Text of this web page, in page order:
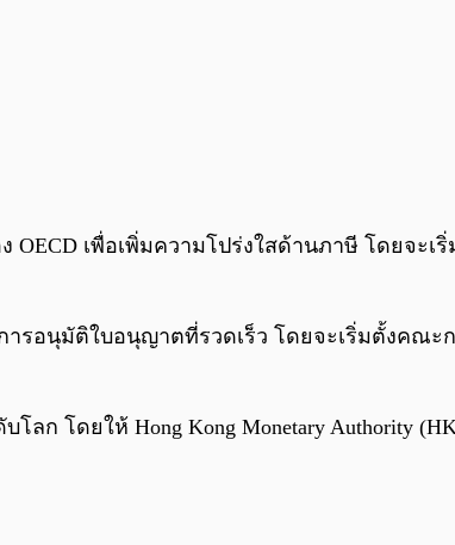
OECD เพื่อเพิ่มความโปร่งใสด้านภาษี โดยจะ
รอนุมัติใบอนุญาตที่รวดเร็ว โดยจะเริ่มตั้งคณะ
โลก โดยให้ Hong Kong Monetary Authority